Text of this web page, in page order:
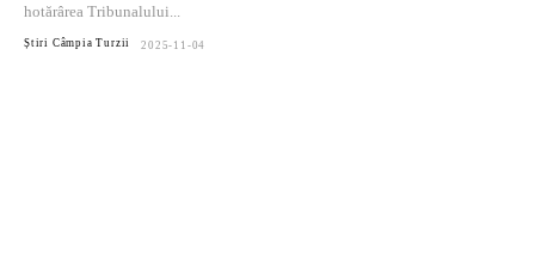
hotărârea Tribunalului...
Știri Câmpia Turzii 2025-11-04